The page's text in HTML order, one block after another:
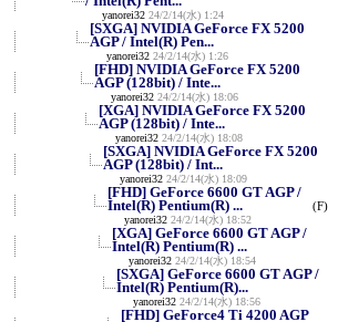
yanorei32 24/2/14(水) 1:24
[SXGA] NVIDIA GeForce FX 5200
AGP / Intel(R) Pen...
yanorei32 24/2/14(水) 1:26
[FHD] NVIDIA GeForce FX 5200
AGP (128bit) / Inte...
yanorei32 24/2/14(水) 18:06
[XGA] NVIDIA GeForce FX 5200
AGP (128bit) / Inte...
yanorei32 24/2/14(水) 18:08
[SXGA] NVIDIA GeForce FX 5200
AGP (128bit) / Int...
yanorei32 24/2/14(水) 18:09
[FHD] GeForce 6600 GT AGP /
Intel(R) Pentium(R) ...
yanorei32 24/2/14(水) 18:52
(F)
[XGA] GeForce 6600 GT AGP /
Intel(R) Pentium(R) ...
yanorei32 24/2/14(水) 18:54
[SXGA] GeForce 6600 GT AGP /
Intel(R) Pentium(R)...
yanorei32 24/2/14(水) 18:56
[FHD] GeForce4 Ti 4200 AGP